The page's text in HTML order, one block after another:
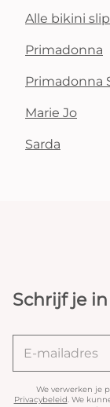
Alle bikini
Primadonna
Primadonna
Marie Jo
Sarda
Schrijf je
We verwerken je
Privacybeleid. We